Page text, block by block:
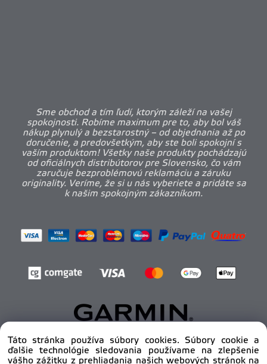
Sme obchod a tím ľudí, ktorým záleží na vašej
spokojnosti. Robíme maximum pre to, aby bol váš
nákup plynulý a bezstarostný – od objednania až po
doručenie, a predovšetkým, aby ste boli spokojní s
vaším produktom! Všetky naše produkty pochádzajú
od oficiálnych distribútorov pre Slovensko, čo vám
zaručuje bezproblémovú reklamáciu a záruku
originality. Veríme, že si u nás vyberiete a pridáte sa
k našim spokojným zákazníkom.
Copyright © 2012 - 2025pro-body.sk, All rights
Táto stránka používa súbory cookies. Súbory cookie a
ďalšie technológie sledovania používame na zlepšenie
vášho zážitku z prehliadania našich webových stránok na